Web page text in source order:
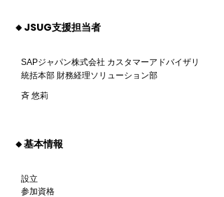
🔸JSUG支援担当者
SAPジャパン株式会社 カスタマーアドバイザリ
統括本部 財務経理ソリューション部
斉 悠莉
🔸基本情報
設立
参加資格